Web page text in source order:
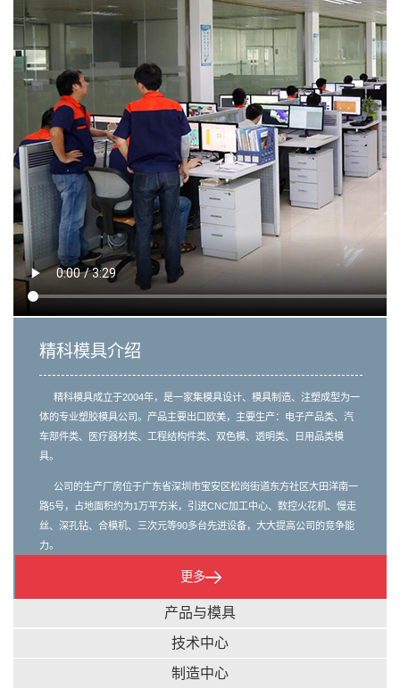
精科模具介绍
精科模具成立于2004年，是一家集模具设计、模具制造、注塑成型为一
体的专业塑胶模具公司。产品主要出口欧美，主要生产：电子产品类、汽
车部件类、医疗器材类、工程结构件类、双色模、透明类、日用品类模
具。
公司的生产厂房位于广东省深圳市宝安区松岗街道东方社区大田洋南一
路5号，占地面积约为1万平方米，引进CNC加工中心、数控火花机、慢走
丝、深孔钻、合模机、三次元等90多台先进设备，大大提高公司的竞争能
力。
更多
产品与模具
技术中心
制造中心